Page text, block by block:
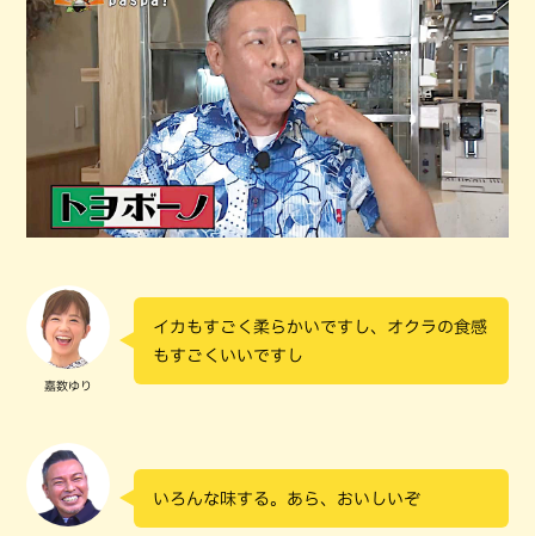
嘉数ゆり
イカもすごく柔らかいですし、オクラの食感
もすごくいいですし
いろんな味する。あら、おいしいぞ